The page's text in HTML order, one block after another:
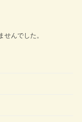
んでした。